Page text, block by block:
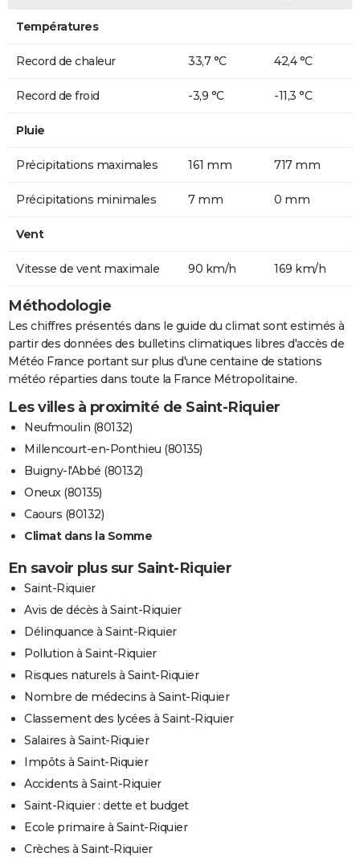
Températures
Record de chaleur 33,7 °C 42,4 °C
Record de froid -3,9 °C -11,3 °C
Pluie
Précipitations maximales 161 mm 717 mm
Précipitations minimales 7 mm 0 mm
Vent
Vitesse de vent maximale 90 km/h 169 km/h
Méthodologie
Les chiffres présentés dans le guide du climat sont estimés à
partir des données des bulletins climatiques libres d'accès de
Météo France portant sur plus d'une centaine de stations
météo réparties dans toute la France Métropolitaine.
Les villes à proximité de Saint-Riquier
Neufmoulin (80132)
Millencourt-en-Ponthieu (80135)
Buigny-l'Abbé (80132)
Oneux (80135)
Caours (80132)
Climat dans la Somme
En savoir plus sur Saint-Riquier
Saint-Riquier
Avis de décès à Saint-Riquier
Délinquance à Saint-Riquier
Pollution à Saint-Riquier
Risques naturels à Saint-Riquier
Nombre de médecins à Saint-Riquier
Classement des lycées à Saint-Riquier
Salaires à Saint-Riquier
Impôts à Saint-Riquier
Accidents à Saint-Riquier
Saint-Riquier : dette et budget
Ecole primaire à Saint-Riquier
Crèches à Saint-Riquier